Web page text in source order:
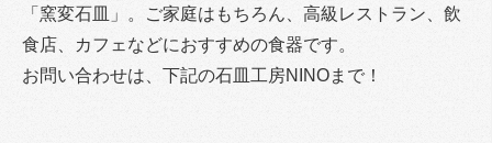
「窯変石皿」。ご家庭はもちろん、高級レストラン、飲
食店、カフェなどにおすすめの食器です。
お問い合わせは、下記の石皿工房NINOまで！